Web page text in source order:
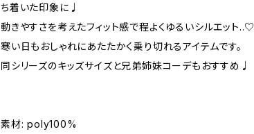
ち着いた印象に♩
動きやすさを考えたフィット感で程よくゆるいシルエット..♡
寒い日もおしゃれにあたたかく乗り切れるアイテムです。
同シリーズのキッズサイズと兄弟姉妹コーデもおすすめ♩
素材: poly100%